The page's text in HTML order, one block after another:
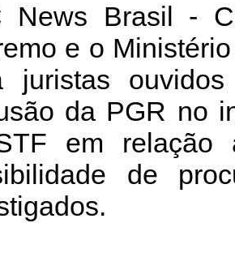
News Brasil -
e o
juristas
da PGR no
em relação
de